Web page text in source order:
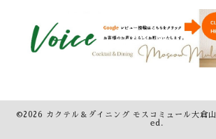
©2026 カクテル＆ダイニング モスコミュール大倉山
ed.